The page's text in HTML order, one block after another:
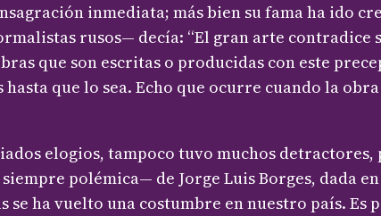
inmediata; más bien su fama ha ido
rusos— decía: “El gran arte
que son escritas o producidas con este
que lo sea. Echo que ocurre cuando la
elogios, tampoco tuvo muchos
polémica— de Jorge Luis Borges, dada
ha vuelto una costumbre en nuestro país.